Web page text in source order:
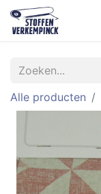
Alle producten